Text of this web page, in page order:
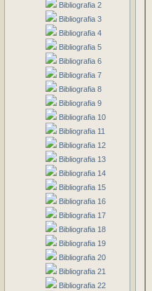
Bibliografia 2
Bibliografia 3
Bibliografia 4
Bibliografia 5
Bibliografia 6
Bibliografia 7
Bibliografia 8
Bibliografia 9
Bibliografia 10
Bibliografia 11
Bibliografia 12
Bibliografia 13
Bibliografia 14
Bibliografia 15
Bibliografia 16
Bibliografia 17
Bibliografia 18
Bibliografia 19
Bibliografia 20
Bibliografia 21
Bibliografia 22